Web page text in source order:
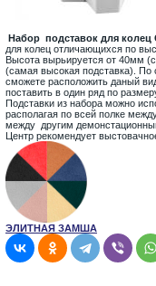
Набор подставок для колец
для колец отличающихся по
Высота вырьируется от 40мм
(самая высокая подставка).
сможете расположить даный
поставить в один ряд по
Подставки из набора можно
располагая по всей полке
между другим
Центр рекомендует
ЭЛИТНАЯ ЗАМША